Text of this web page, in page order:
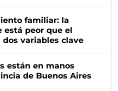
familiar: la
está peor que el
variables clave
están en manos
de Buenos Aires